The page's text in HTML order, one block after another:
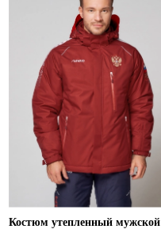
Костюм утепленный мужской